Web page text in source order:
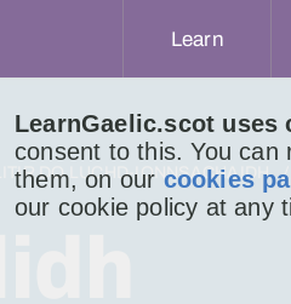
LearnGaelic.scot uses
consent to this. You can
them, on our cookies
our cookie policy at any
Learn
LITIR DO LUCHD-IONNSACHAIDH